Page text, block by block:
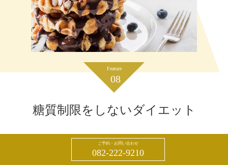
ご予約・お問い合わせ
082-222-9210
Feature
08
糖質制限をしないダイエット
くびれ美人では、お客様1人1人の生活習慣によってアドバイスを